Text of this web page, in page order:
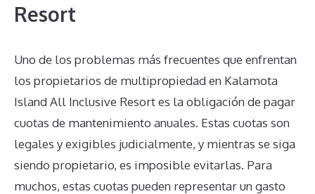
Resort
Uno de los problemas más frecuentes que enfrentan
los propietarios de multipropiedad en Kalamota
Island All Inclusive Resort es la obligación de pagar
cuotas de mantenimiento anuales. Estas cuotas son
legales y exigibles judicialmente, y mientras se siga
siendo propietario, es imposible evitarlas. Para
muchos, estas cuotas pueden representar un gasto